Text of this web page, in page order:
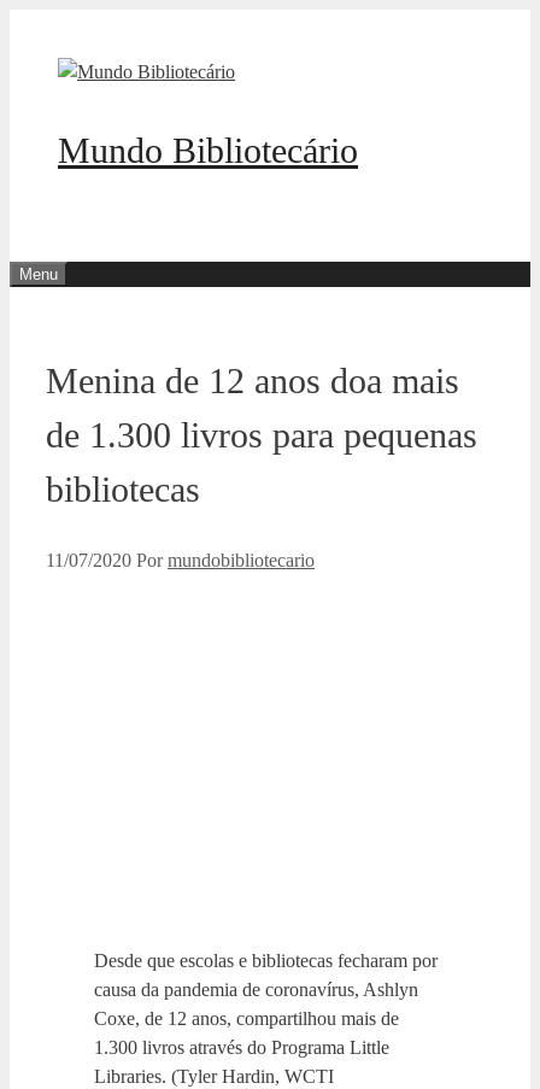
Mundo Bibliotecário
Menu
Menina de 12 anos doa mais
de 1.300 livros para pequenas
bibliotecas
11/07/2020 Pormundobibliotecario
Desde que escolas e bibliotecas fecharam por
causa da pandemia de coronavírus, Ashlyn
Coxe, de 12 anos, compartilhou mais de
1.300 livros através do Programa Little
Libraries. (Tyler Hardin, WCTI